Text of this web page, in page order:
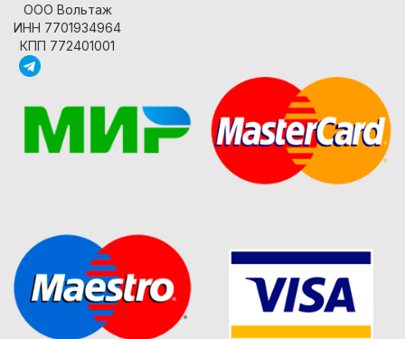
ООО Вольтаж
ИНН 7701934964
КПП 772401001